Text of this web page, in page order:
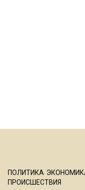
ПОЛИТИКА
ПРОИСШЕСТВИЯ